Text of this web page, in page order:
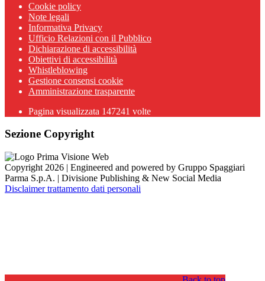
Cookie policy
Note legali
Informativa Privacy
Ufficio Relazioni con il Pubblico
Dichiarazione di accessibilità
Obiettivi di accessibilità
Whistleblowing
Gestione consensi cookie
Amministrazione trasparente
Pagina visualizzata 147241 volte
Sezione Copyright
Copyright 2026 | Engineered and powered by Gruppo Spaggiari
Parma S.p.A. | Divisione Publishing & New Social Media
Disclaimer trattamento dati personali